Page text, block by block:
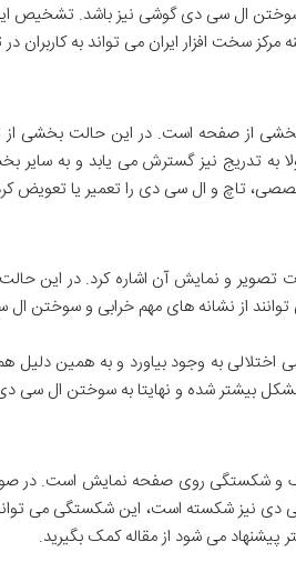
سوختن ال سی دی گوشی نیز باشد. تشخیص
سخت افزار ایران می تواند به
از صفحه است. در این حالت بخشی
به تدریج نیز گسترش می یابد و به
تاچ و ال سی دی را تعمیر یا تعویض
و نمایش آن اشاره کرد. در این
از نشانه های مهم خرابی و سوختن
به وجود بیاورد و به همین دلیل هم
بیشتر شده و نهایتا به سوختن ال سی
و شکستگی روی صفحه نمایش است. در
دی نیز شکسته است، این شکستگی می
پیشنهاد می شود از مقاله کمک بگیرید.